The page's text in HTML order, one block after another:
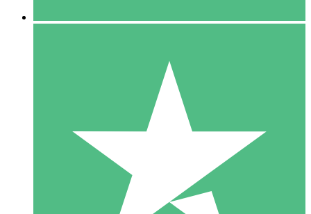
10 Descargas
20 00